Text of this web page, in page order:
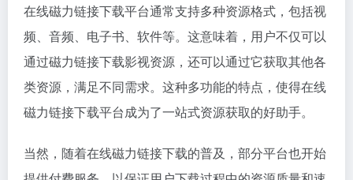
在线磁力链接下载平台通常支持多种资源格式，包括视
频、音频、电子书、软件等。这意味着，用户不仅可以
通过磁力链接下载影视资源，还可以通过它获取其他各
类资源，满足不同需求。这种多功能的特点，使得在线
磁力链接下载平台成为了一站式资源获取的好助手。
当然，随着在线磁力链接下载的普及，部分平台也开始